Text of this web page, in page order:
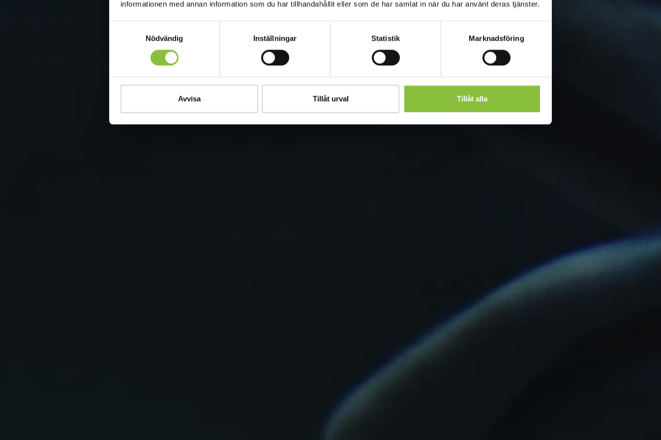
informationen med annan information som du har tillhandahållit eller som de har samlat in när du har använt deras tjänster.
Nödvändig
Inställningar Statistik Marknadsföring
Avvisa Tillåt urval Tillåt alla